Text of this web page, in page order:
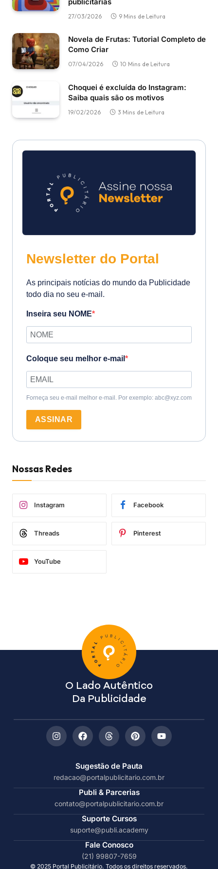
27/03/2026 9 Mins de Leitura
Novela de Frutas: Tutorial Completo de
Como Criar
07/04/2026 10 Mins de Leitura
Choquei é excluída do Instagram:
Saiba quais são os motivos
19/02/2026 3 Mins de Leitura
Newsletter do Portal
As principais notícias do mundo da Publicidade
todo dia no seu e-mail.
Inseira seu NOME
Coloque seu melhor e-mail
Forneça seu e-mail melhor e-mail. Por exemplo: abc@xyz.com
ASSINAR
Nossas Redes
Instagram Facebook
Threads Pinterest
YouTube
Sugestão de Pauta
redacao@portalpublicitario.com.br
Publi & Parcerias
contato@portalpublicitario.com.br
O Lado Autêntico
Da Publicidade
Suporte Cursos
suporte@publi.academy
Fale Conosco
(21) 99807-7659
© 2025 Portal Publicitário. Todos os direitos reservados.